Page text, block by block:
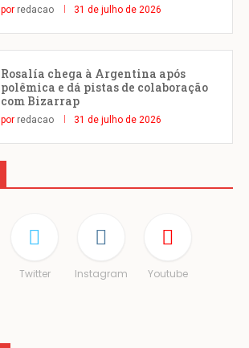
por redacao 31 de julho de 2026
Rosalía chega à Argentina após
polêmica e dá pistas de colaboração
com Bizarrap
por redacao 31 de julho de 2026
Twitter Instagram Youtube